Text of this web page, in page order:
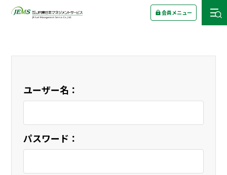
会員メニュー
ユーザー名：
パスワード：